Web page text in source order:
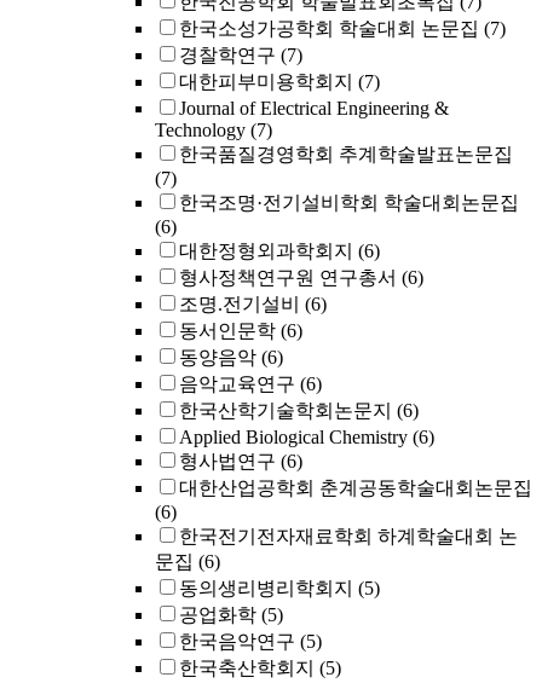
한국소성가공학회 학술대회 논문집 (7)
경찰학연구 (7)
대한피부미용학회지 (7)
Journal of Electrical Engineering &
Technology (7)
한국품질경영학회 추계학술발표논문집
(7)
한국조명·전기설비학회 학술대회논문집
(6)
대한정형외과학회지 (6)
형사정책연구원 연구총서 (6)
조명.전기설비
(6)
동서인문학 (6)
동양음악 (6)
음악교육연구 (6)
한국산학기술학회논문지 (6)
Applied Biological Chemistry (6)
형사법연구 (6)
대한산업공학회 춘계공동학술대회논문집
(6)
한국전기전자재료학회 하계학술대회 논
문집 (6)
동의생리병리학회지 (5)
공업화학 (5)
한국음악연구 (5)
한국축산학회지 (5)